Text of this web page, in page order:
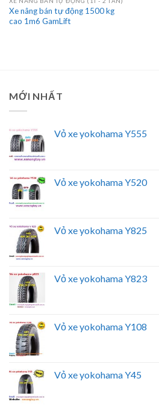
Xe nâng bán tự động 1500 kg
cao 1m6 GamLift
MỚI NHẤT
Vỏ xe yokohama Y555
Vỏ xe yokohama Y520
Vỏ xe yokohama Y825
Vỏ xe yokohama Y823
Vỏ xe yokohama Y108
Vỏ xe yokohama Y45